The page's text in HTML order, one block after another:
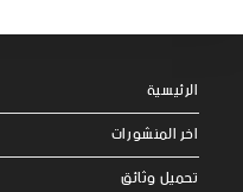
الرئيسية
اخر المنشورات
تحميل وثائق